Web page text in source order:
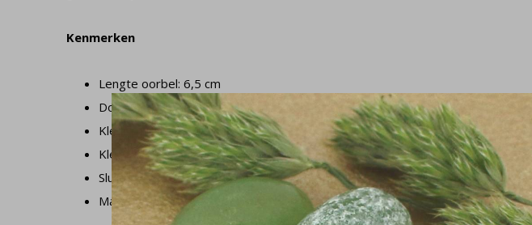
Kenmerken
Lengte oorbel: 6,5 cm
Doorsnede parel: 6 mm, kristal: 6 en 4 mm.
Kleur parels: blauw
Kleur kristal: aquamarijn
Sluiting oorbel: gesloten oorhaak
Materiaal: 925 zilver en Swarovski kristal en parels